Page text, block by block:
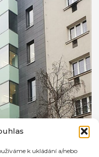
k ukládání a/nebo